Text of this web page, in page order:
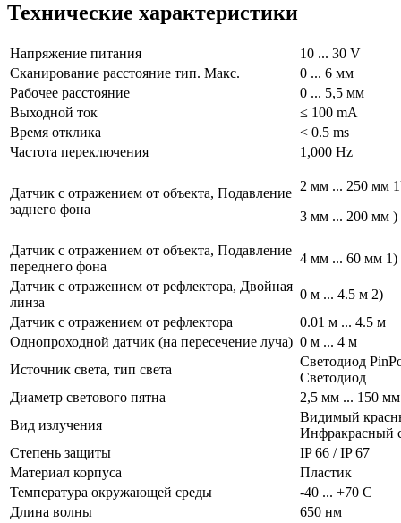
Технические характеристики
Напряжение питания
10 ... 30 V
Сканирование расстояние тип. Макс.
0 ... 6 мм
Рабочее расстояние
0 ... 5,5 мм
Выходной ток
≤ 100 mA
Время отклика
< 0.5 ms
Частота переключения
1,000 Hz
Датчик с отражением от объекта, Подавление
заднего фона
2 мм ... 250 мм
3 мм ... 200 мм )
Датчик с отражением от объекта, Подавление
переднего фона
4 мм ... 60 мм 1)
Датчик с отражением от рефлектора, Двойная
линза
0 м ... 4.5 м 2)
Датчик с отражением от рефлектора
0.01 м ... 4.5 м
Однопроходной датчик (на пересечение луча) 0 м ... 4 м
Источник света, тип света
Светодиод
Светодиод
Диаметр светового пятна
2,5 мм ... 150 мм
Вид излучения
Видимый
Инфракрасный
Степень защиты
IP 66 / IP 67
Материал корпуса
Пластик
Температура окружающей среды
-40 ... +70 С
Длина волны
650 нм